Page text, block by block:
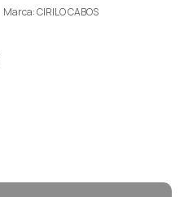
Marca: CIRILO CABOS